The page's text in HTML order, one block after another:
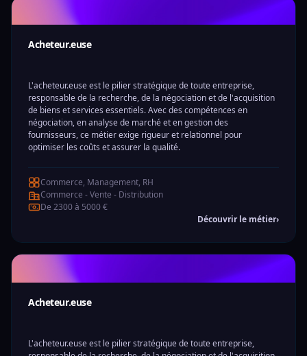
Acheteur.euse
L'acheteur.euse est le pilier stratégique de toute entreprise,
responsable de la recherche, de la négociation et de l'acquisition
de biens et services essentiels. Avec des compétences en
négociation, en analyse de marché et en gestion des
fournisseurs, ce métier exige rigueur et relationnel pour
optimiser les coûts et assurer la qualité.
Commerce, Management, RH
Commerce - Vente - Distribution
De 2300 à 5000 €
Découvrir le métier›
Acheteur.euse
L'acheteur.euse est le pilier stratégique de toute entreprise,